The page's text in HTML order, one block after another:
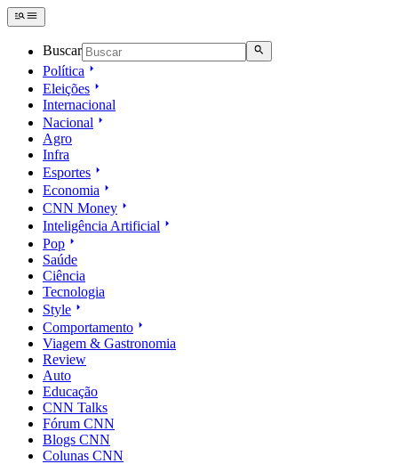
Buscar
Política
Eleições
Internacional
Nacional
Agro
Infra
Esportes
Economia
CNN Money
Inteligência Artificial
Pop
Saúde
Ciência
Tecnologia
Style
Comportamento
Viagem & Gastronomia
Review
Auto
Educação
CNN Talks
Fórum CNN
Blogs CNN
Colunas CNN